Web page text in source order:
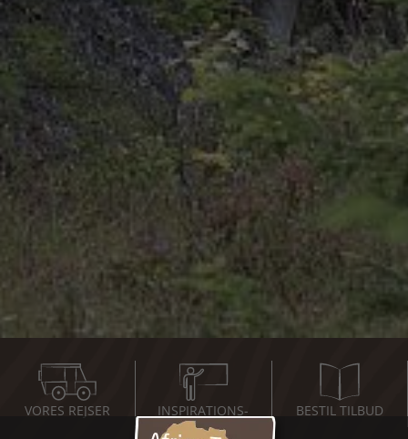
VORES REJSER
INSPIRATIONS-
MØDER
BESTIL TILBUD